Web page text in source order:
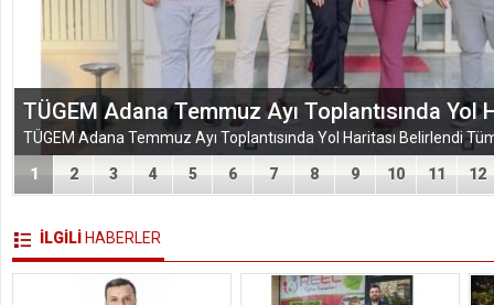
TÜGEM Adana Temmuz Ayı Toplantısında Yol
1 2 3 4 5 6 7 8 9 10 11 12
İLGİLİ HABERLER